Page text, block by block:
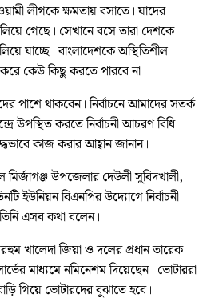
লীগকে ক্ষমতায় বসাতে। যাদের
গেছে। সেখানে বসে তারা দেশকে
যাচ্ছে। বাংলাদেশকে অস্থিতিশীল
করে কেউ কিছু করতে পারবে না।
পাশে থাকবেন। নির্বাচনে আমাদের সতর্ক
উপস্থিত করতে নির্বাচনী আচরণ বিধি
কাজ করার আহ্বান জানান।
মির্জাগঞ্জ উপজেলার দেউলী সুবিদখালী,
ইউনিয়ন বিএনপির উদ্যোগে নির্বাচনী
এসব কথা বলেন।
খালেদা জিয়া ও দলের প্রধান তারেক
মাধ্যমে নমিনেশম দিয়েছেন। ভোটাররা
গিয়ে ভোটারদের বুঝাতে হবে।